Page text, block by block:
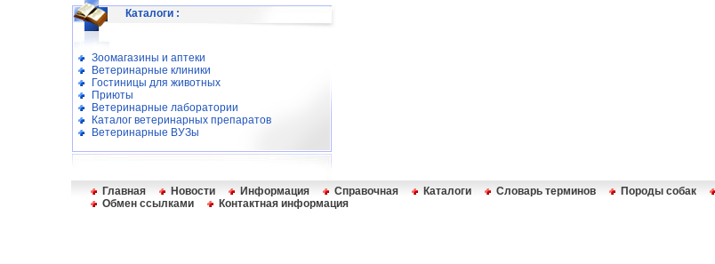
Каталоги :
Зоомагазины и аптеки
Ветеринарные клиники
Гостиницы для животных
Приюты
Ветеринарные лаборатории
Каталог ветеринарных препаратов
Ветеринарные ВУЗы
Главная Новости Информация Справочная Каталоги Словарь терминов Породы собак
Обмен ссылками
Контактная информация